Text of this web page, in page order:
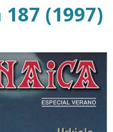
(1997)